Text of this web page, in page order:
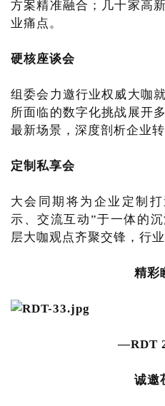
方案精准融合；几十家高
业痛点。
硬核座谈会
组委会力邀行业权威大咖
所面临的数字化挑战展开
最新场景，深度剖析企业转
定制私享会
大会同期将为企业定制
示、交流互动”于一体的
层大咖观点齐聚交锋，行
精彩
—RDT
诚邀